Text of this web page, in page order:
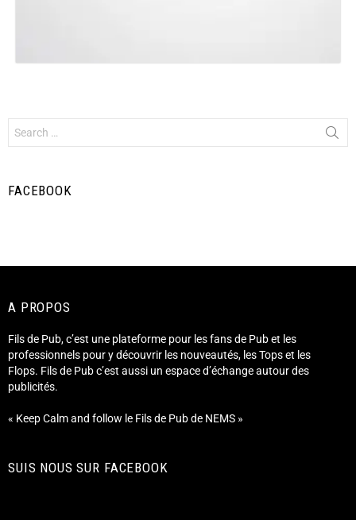
FACEBOOK
A PROPOS
Fils de Pub, c’est une plateforme pour les fans de Pub et les
professionnels pour y découvrir les nouveautés, les Tops et les
Flops. Fils de Pub c’est aussi un espace d’échange autour des
publicités.
« Keep Calm and follow le Fils de Pub de NEMS »
SUIS NOUS SUR FACEBOOK